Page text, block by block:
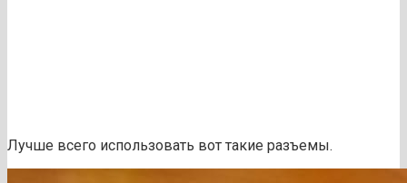
Лучше всего использовать вот такие разъемы.